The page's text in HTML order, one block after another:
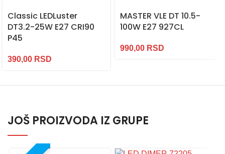
Classic LEDLuster
DT3.2-25W E27 CRI90
P45
390,00 RSD
MASTER VLE DT 10.5-
100W E27 927CL
990,00 RSD
JOŠ PROIZVODA IZ GRUPE